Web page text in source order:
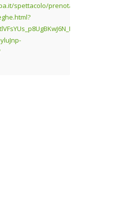
spettacolo/prenota/la-